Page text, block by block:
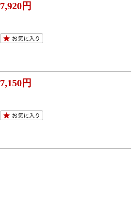
7,920円
7,150円